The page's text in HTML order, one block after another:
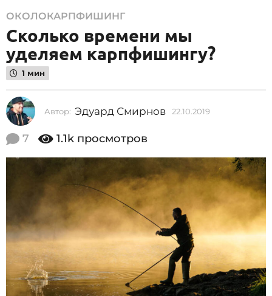
2
2
.
1
0
.
2
0
1
2
ОКОЛОКАРПФИШИНГ
Сколько времени мы
уделяем карпфишингу?
1 мин
Автор: Эдуард Смирнов 22.10.2019
0
2
1
7 1.1k просмотров